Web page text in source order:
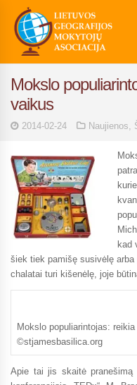
Mokslo
vaikus
2014-02-24 Naujienos,
kad
šiek tiek pamišę susivėlę
chalatai turi kišenėlę, joje
Mokslo populiarintojas:
©stjamesbasilica.org
Apie tai jis skaitė pranešimą